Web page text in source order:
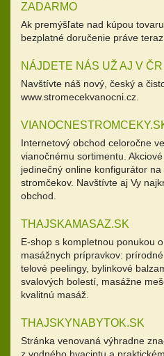
ZADARMO
Ak premýšľate nad kúpou
bezplatné doručenie práve
NÁJDETE NÁS UŽ AJ V ČR
Navštívte náš nový, český a
www.stromecekvanocni.cz.
Internetový obchod celoročne
vianočnému sortimentu.
jedinečný online konfigurátor
stromčekov. Navštívte aj Vy
obchod.
THAJSKAMASAZ.SK
E-shop s kompletnou ponukou
masážnych prípravkov:
telové peelingy, bylinkové
svalových bolestí, masážne
kvalitnú masáž.
THAJSKYNABYTOK.SK
Stránka venovaná výhradne